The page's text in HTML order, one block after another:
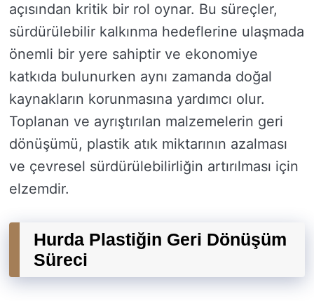
açısından kritik bir rol oynar. Bu süreçler,
sürdürülebilir kalkınma hedeflerine ulaşmada
önemli bir yere sahiptir ve ekonomiye
katkıda bulunurken aynı zamanda doğal
kaynakların korunmasına yardımcı olur.
Toplanan ve ayrıştırılan malzemelerin geri
dönüşümü, plastik atık miktarının azalması
ve çevresel sürdürülebilirliğin artırılması için
elzemdir.
Hurda Plastiğin Geri Dönüşüm
Süreci